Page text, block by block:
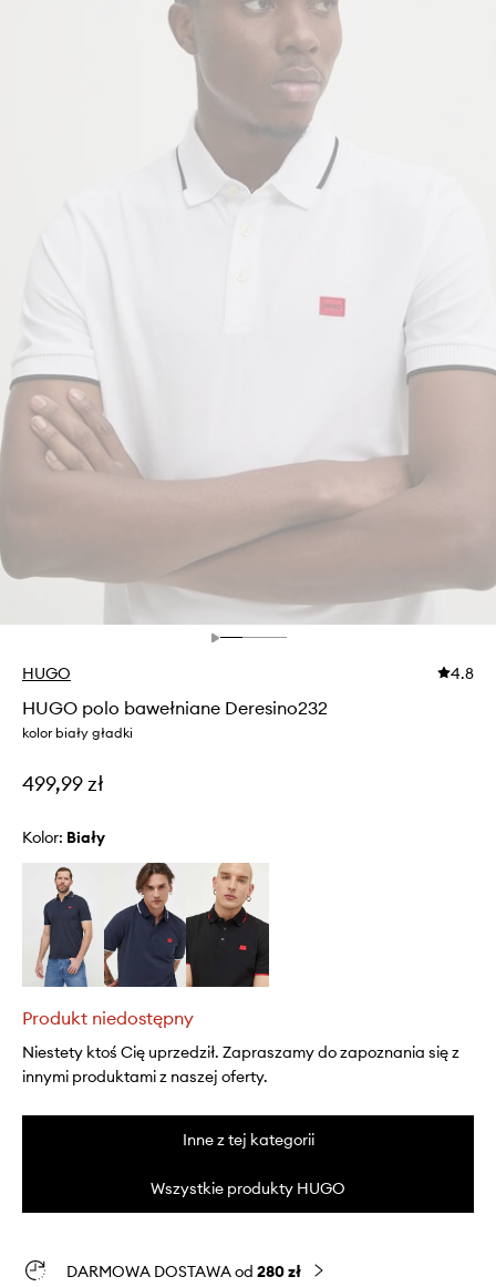
HUGO 4.8
HUGO polo bawełniane Deresino232
kolor biały gładki
499,99 zł
Kolor: biały
Produkt niedostępny
Niestety ktoś Cię uprzedził. Zapraszamy do zapoznania się z
innymi produktami z naszej oferty.
Inne z tej kategorii
Wszystkie produkty HUGO
DARMOWA DOSTAWA od 280 zł